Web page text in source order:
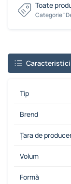
Toate
Сategorie
Caracteristici
Tip
Brend
Țara de
Volum
Formă